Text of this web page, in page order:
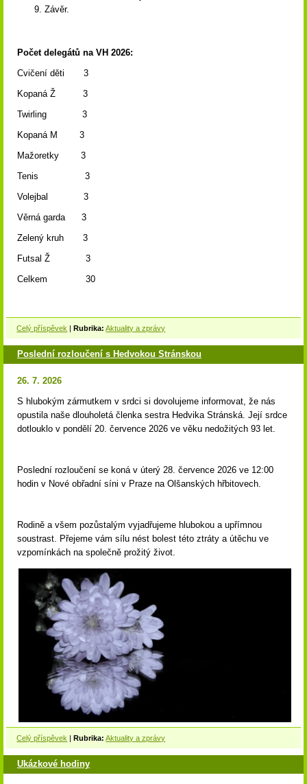
Závěr.
Počet delegátů na VH 2026:
Cvičení děti 3
Kopaná Ž 3
Twirling 3
Kopaná M 3
Mažoretky 3
Tenis 3
Volejbal 3
Věrná garda 3
Zelený kruh 3
Futsal Ž 3
Celkem 30
Celý příspěvek |Rubrika: Aktuality a zprávy
Poslední rozloučení s Hedvokou Stránskou
26. 7. 2026
S hlubokým zármutkem v srdci si dovolujeme informovat, že nás
opustila naše dlouholetá členka sestra Hedvika Stránská. Její srdce
dotlouklo v pondělí 20. července 2026 ve věku nedožitých 93 let.
Poslední rozloučení se koná v úterý 28. července 2026 ve 12:00
hodin v Nové obřadní síni v Praze na Olšanských hřbitovech.
Rodině a všem pozůstalým vyjadřujeme hlubokou a upřímnou
soustrast. Přejeme vám sílu nést bolest této ztráty a útěchu ve
vzpomínkách na společně prožitý život.
Celý příspěvek |Rubrika: Aktuality a zprávy
Ukázkové hodiny